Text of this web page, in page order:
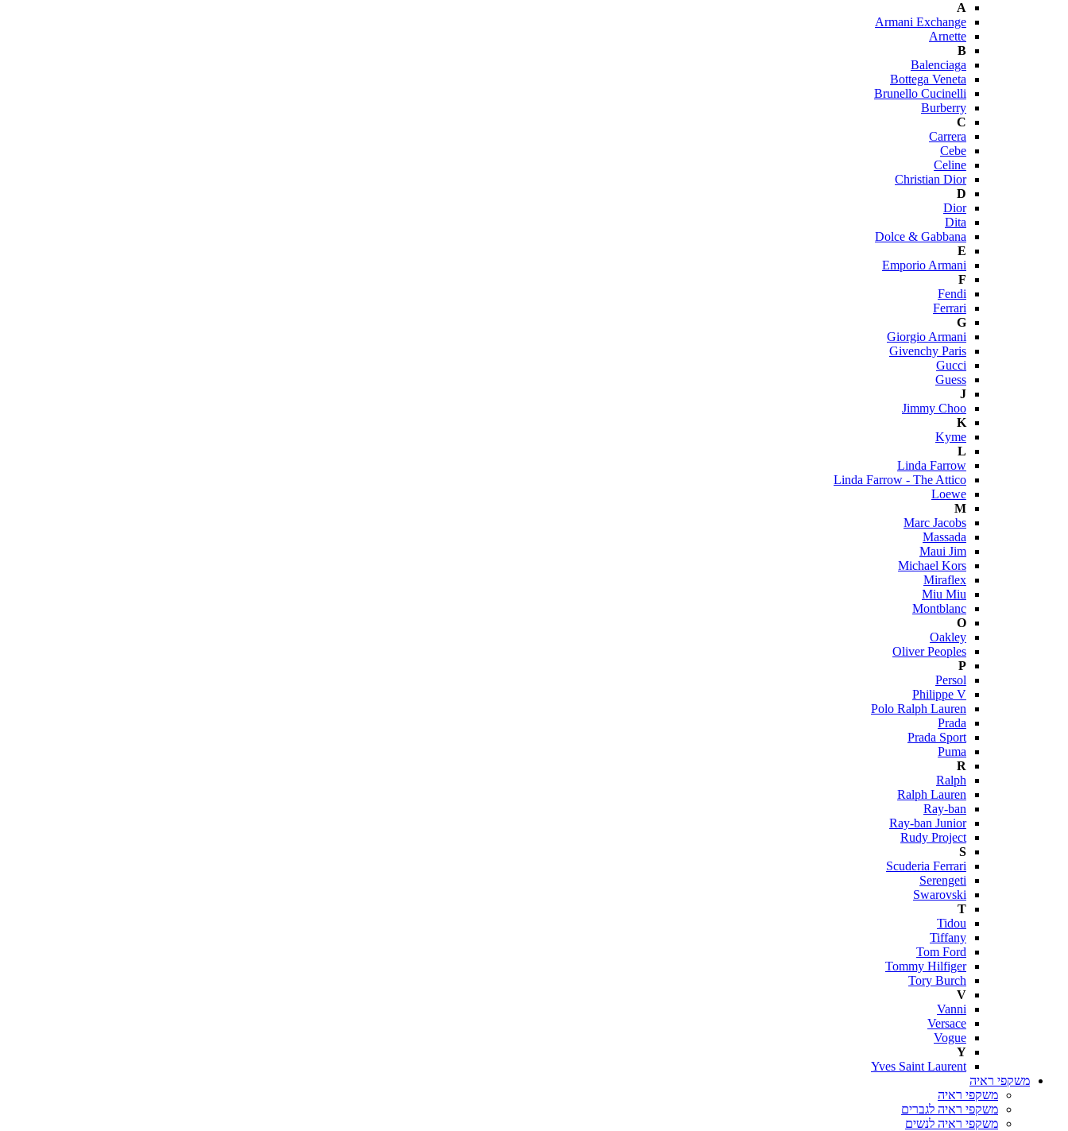
A
Armani Exchange
Arnette
B
Balenciaga
Bottega Veneta
Brunello Cucinelli
Burberry
C
Carrera
Cebe
Celine
Christian Dior
D
Dior
Dita
Dolce & Gabbana
E
Emporio Armani
F
Fendi
Ferrari
G
Giorgio Armani
Givenchy Paris
Gucci
Guess
J
Jimmy Choo
K
Kyme
L
Linda Farrow
Linda Farrow - The Attico
Loewe
M
Marc Jacobs
Massada
Maui Jim
Michael Kors
Miraflex
Miu Miu
Montblanc
O
Oakley
Oliver Peoples
P
Persol
Philippe V
Polo Ralph Lauren
Prada
Prada Sport
Puma
R
Ralph
Ralph Lauren
Ray-ban
Ray-ban Junior
Rudy Project
S
Scuderia Ferrari
Serengeti
Swarovski
T
Tidou
Tiffany
Tom Ford
Tommy Hilfiger
Tory Burch
V
Vanni
Versace
Vogue
Y
Yves Saint Laurent
משקפי ראיה
משקפי ראיה
משקפי ראיה לגברים
משקפי ראיה לנשים